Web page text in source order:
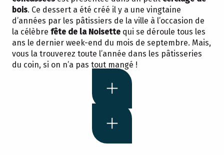
bois. Ce dessert a été créé il y a une vingtaine
d’années par les pâtissiers de la ville à l’occasion de
la célèbre fête de la Noisette qui se déroule tous les
ans le dernier week-end du mois de septembre. Mais,
vous la trouverez toute l’année dans les pâtisseries
du coin, si on n’a pas tout mangé !